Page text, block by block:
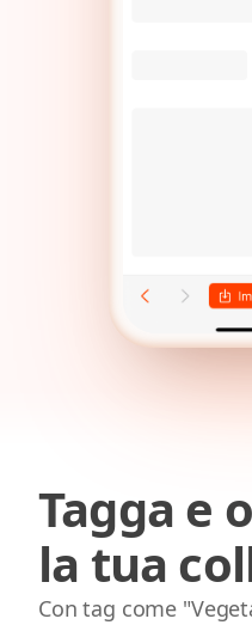
Tagga e
la tua
Con tag come